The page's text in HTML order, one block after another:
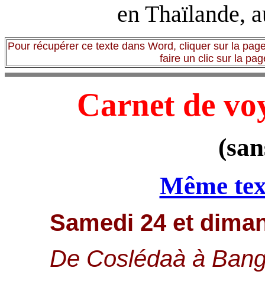
en Thaïlande,
Pour récupérer ce texte dans Word, cliquer sur la
faire un clic sur la
Carnet de
Même
Samedi 24 et
De Coslédaà à